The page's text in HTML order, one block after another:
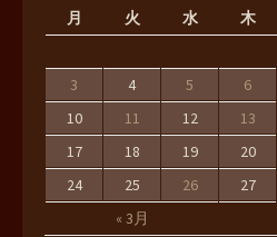
月
火 水 木
« 3月
3
4 5 6
10
11 12 13
17
18 19 20
24
25 26 27